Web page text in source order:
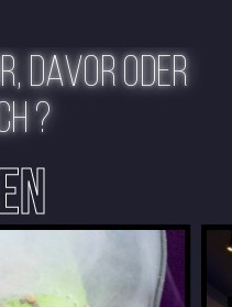
DAVOR ODER
?